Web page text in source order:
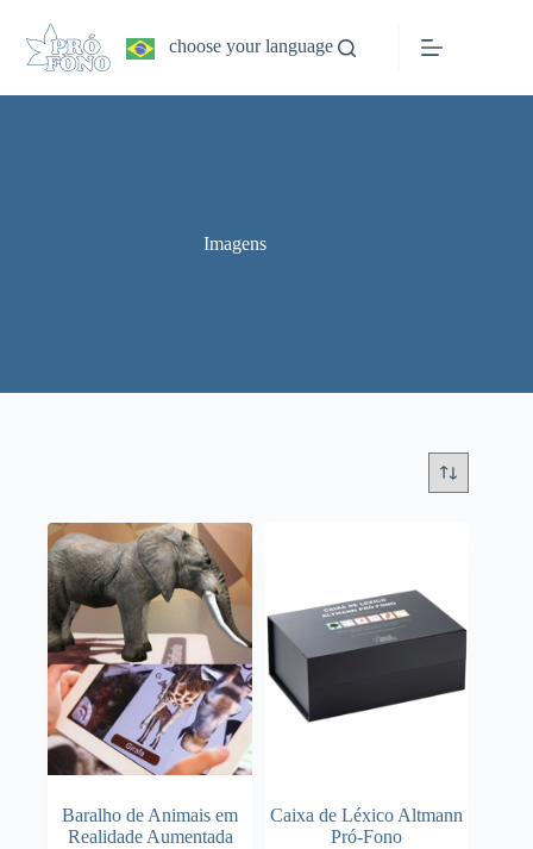
conteúdo
choose your language
Imagens
Baralho de Animais em
Realidade Aumentada
Caixa de Léxico Altmann
Pró-Fono